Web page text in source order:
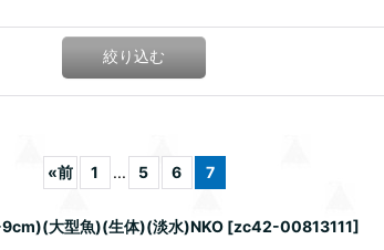
絞り込む
«前 1 ... 5 6 7
9cm)(大型魚)(生体)(淡水)NKO [zc42-00813111]